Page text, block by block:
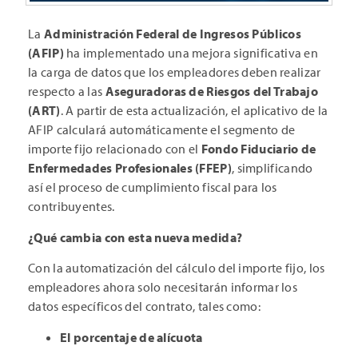
La Administración Federal de Ingresos Públicos
(AFIP) ha implementado una mejora significativa en
la carga de datos que los empleadores deben realizar
respecto a las Aseguradoras de Riesgos del Trabajo
(ART). A partir de esta actualización, el aplicativo de la
AFIP calculará automáticamente el segmento de
importe fijo relacionado con el Fondo Fiduciario de
Enfermedades Profesionales (FFEP), simplificando
así el proceso de cumplimiento fiscal para los
contribuyentes.
¿Qué cambia con esta nueva medida?
Con la automatización del cálculo del importe fijo, los
empleadores ahora solo necesitarán informar los
datos específicos del contrato, tales como:
El porcentaje de alícuota